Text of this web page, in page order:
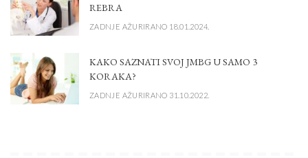
REBRA
ZADNJE AŽURIRANO 18.01.2024.
KAKO SAZNATI SVOJ JMBG U SAMO 3
KORAKA?
ZADNJE AŽURIRANO 31.10.2022.